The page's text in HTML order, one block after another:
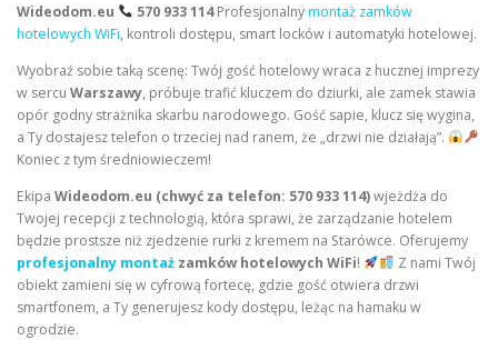
Wideodom.eu 570 933 114Profesjonalnymontaż zamków
hotelowych WiFi, kontroli dostępu, smart locków i automatyki hotelowej.
Wyobraź sobie taką scenę: Twój gość hotelowy wraca z hucznej imprezy
w sercu Warszawy, próbuje trafić kluczem do dziurki, ale zamek stawia
opór godny strażnika skarbu narodowego. Gość sapie, klucz się wygina,
a Ty dostajesz telefon o trzeciej nad ranem, że „drzwi nie działają”.
Koniec z tym średniowieczem!
Ekipa Wideodom.eu (chwyć za telefon: 570 933 114)wjeżdża do
Twojej recepcji z technologią, która sprawi, że zarządzanie hotelem
będzie prostsze niż zjedzenie rurki z kremem na Starówce. Oferujemy
profesjonalny montaż zamków hotelowych WiFi!
Z nami Twój
obiekt zamieni się w cyfrową fortecę, gdzie gość otwiera drzwi
smartfonem, a Ty generujesz kody dostępu, leżąc na hamaku w
ogrodzie.